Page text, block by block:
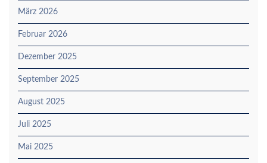
März 2026
Februar 2026
Dezember 2025
September 2025
August 2025
Juli 2025
Mai 2025